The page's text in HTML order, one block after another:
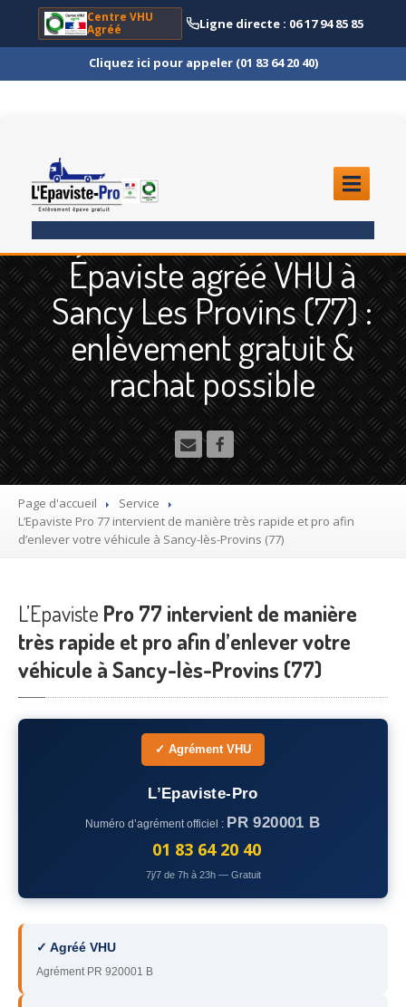
Centre VHU
Agréé
Ligne directe : 06 17 94 85 85
Cliquez ici pour appeler (01 83 64 20 40)
ENLÈVEMENTÉPAVE
Quoi?
Scooteret Moto
Camion et Poids Lourd
Utilitaire
Démolisseuragrée VHU gratuit
Mettre à la casse sa voiture
Dépollutionde véhicule hors d’usage gratuit
Destruction de voiture agréé
EpavisteGratuit
Rachat voiture accidentée
Où?
– Seine-et-Marne
– Yvelines
– Hauts-de-Seine
93– Seine-Saint-Denis
94 – Val-de-Marne
95– Val d’Oise
Épaviste agréé VHU à
Sancy Les Provins (77) :
enlèvement gratuit &
rachat possible
Page d'accueil
Service
L’Epaviste Pro 77 intervient de manière très rapide et pro afin
d’enlever votre véhicule à Sancy-lès-Provins (77)
L’Epaviste Pro 77 intervient de manière
très rapide et pro afin d’enlever votre
véhicule à Sancy-lès-Provins (77)
✓ Agrément VHU
L’Epaviste-Pro
Numéro d’agrément officiel : PR 920001 B
01 83 64 20 40
7j/7 de 7h à 23h — Gratuit
✓ Agréé VHU
Agrément PR 920001 B